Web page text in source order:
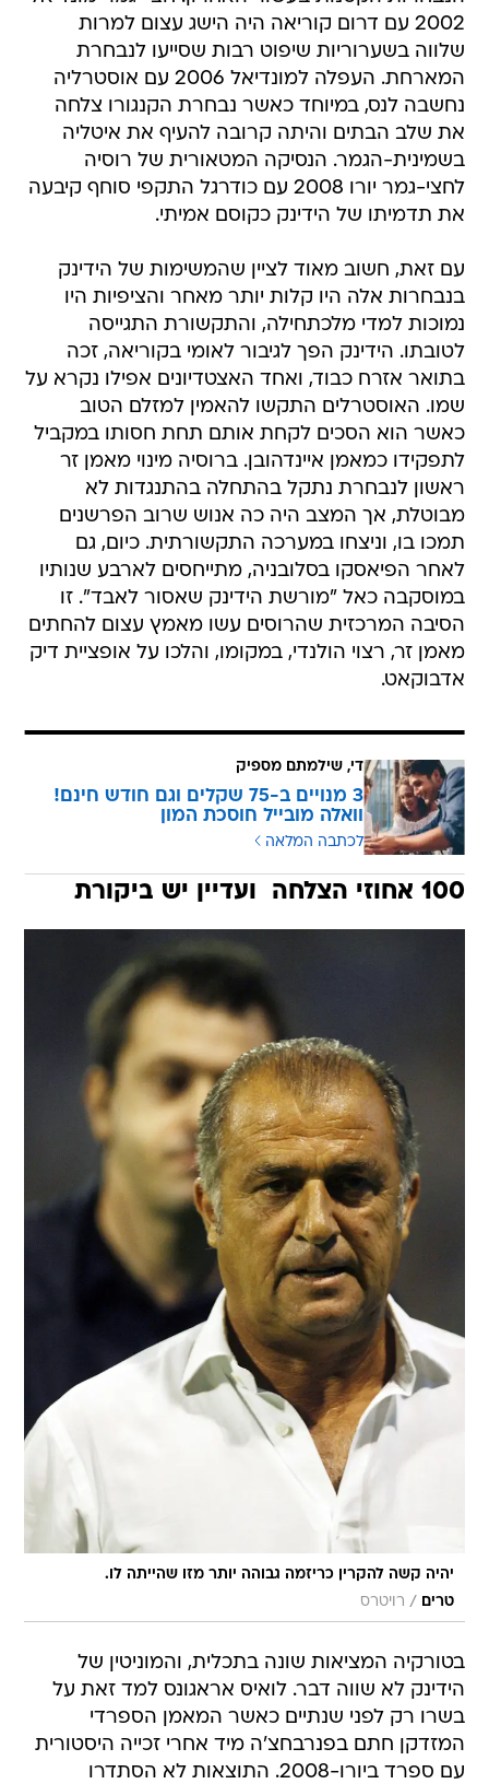
2002 עם דרום קוריאה היה הישג עצום למרות
שלווה בשערוריות שיפוט רבות שסייעו לנבחרת
המארחת. העפלה למונדיאל 2006 עם אוסטרליה
נחשבה לנס, במיוחד כאשר נבחרת הקנגורו צלחה
את שלב הבתים והיתה קרובה להעיף את איטליה
בשמינית-הגמר. הנסיקה המטאורית של רוסיה
לחצי-גמר יורו 2008 עם כודרגל התקפי סוחף קיבעה
את תדמיתו של הידינק כקוסם אמיתי.
עם זאת, חשוב מאוד לציין שהמשימות של הידינק
בנבחרות אלה היו קלות יותר מאחר והציפיות היו
נמוכות למדי מלכתחילה, והתקשורת התגייסה
לטובתו. הידינק הפך לגיבור לאומי בקוריאה, זכה
בתואר אזרח כבוד, ואחד האצטדיונים אפילו נקרא על
שמו. האוסטרלים התקשו להאמין למזלם הטוב
כאשר הוא הסכים לקחת אותם תחת חסותו במקביל
לתפקידו כמאמן איינדהובן. ברוסיה מינוי מאמן זר
ראשון לנבחרת נתקל בהתחלה בהתנגדות לא
מבוטלת, אך המצב היה כה אנוש שרוב הפרשנים
תמכו בו, וניצחו במערכה התקשורתית. כיום, גם
לאחר הפיאסקו בסלובניה, מתייחסים לארבע שנותיו
במוסקבה כאל "מורשת הידינק שאסור לאבד". זו
הסיבה המרכזית שהרוסים עשו מאמץ עצום להחתים
מאמן זר, רצוי הולנדי, במקומו, והלכו על אופציית דיק
אדבוקאט.
די, שילמתם מספיק
3 מנויים ב-75 שקלים וגם חודש חינם!
וואלה מובייל חוסכת המון
לכתבה המלאה
100 אחוזי הצלחה  ועדיין יש ביקורת
יהיה קשה להקרין כריזמה גבוהה יותר מזו שהייתה לו.
טרים
/ רויטרס
בטורקיה המציאות שונה בתכלית, והמוניטין של
הידינק לא שווה דבר. לואיס אראגונס למד זאת על
בשרו רק לפני שנתיים כאשר המאמן הספרדי
המזדקן חתם בפנרבחצ'ה מיד אחרי זכייה היסטורית
עם ספרד ביורו-2008. התוצאות לא הסתדרו